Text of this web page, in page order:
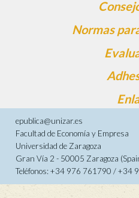
Normas
epublica@unizar.es
Facultad de Economía y Empresa
Universidad de Zaragoza
Gran Vía 2 - 50005 Zaragoza
Teléfonos: +34 976 761790 / +34